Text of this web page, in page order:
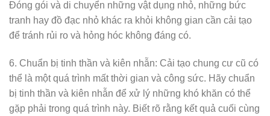
Đóng gói và di chuyển những vật dụng nhỏ, những bức
tranh hay đồ đạc nhỏ khác ra khỏi không gian cần cải tạo
để tránh rủi ro và hỏng hóc không đáng có.
6. Chuẩn bị tinh thần và kiên nhẫn: Cải tạo chung cư cũ có
thể là một quá trình mất thời gian và công sức. Hãy chuẩn
bị tinh thần và kiên nhẫn để xử lý những khó khăn có thể
gặp phải trong quá trình này. Biết rõ rằng kết quả cuối cùng